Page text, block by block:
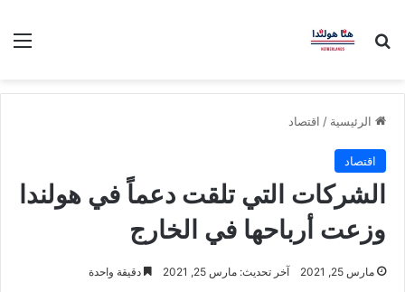
بحث عن
الرئيسية / اقتصاد
اقتصاد
الشركات التي تلقت دعماً في هولندا
وزعت أرباحها في الخارج
مارس 25, 2021 آخر تحديث: مارس 25, 2021 دقيقة واحدة